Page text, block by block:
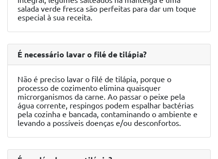
salada verde fresca são perfeitas para dar um toque
especial à sua receita.
É necessário lavar o filé de tilápia?
Não é preciso lavar o filé de tilápia, porque o
processo de cozimento elimina quaisquer
microrganismos da carne. Ao passar o peixe pela
água corrente, respingos podem espalhar bactérias
pela cozinha e bancada, contaminando o ambiente e
levando a possíveis doenças e/ou desconfortos.